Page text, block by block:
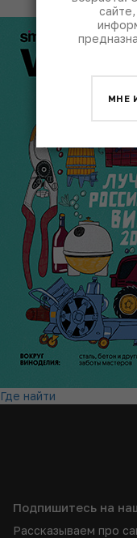
Где найти
Подпишитесь на
Рассказываем про
МНЕ